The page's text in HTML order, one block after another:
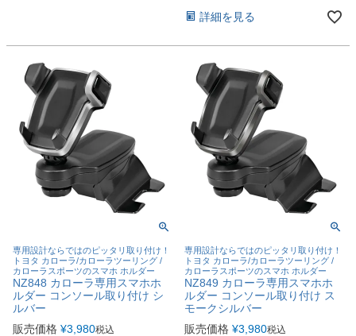
詳細を見る
専用設計ならではのピッタリ取り付け！
トヨタ カローラ/カローラツーリング /
カローラスポーツのスマホ ホルダー
NZ848 カローラ専用スマホホ
ルダー コンソール取り付け シ
ルバー
販売価格 ¥3,980税込
専用設計ならではのピッタリ取り付け！
トヨタ カローラ/カローラツーリング /
カローラスポーツのスマホ ホルダー
NZ849 カローラ専用スマホホ
ルダー コンソール取り付け ス
モークシルバー
販売価格 ¥3,980税込